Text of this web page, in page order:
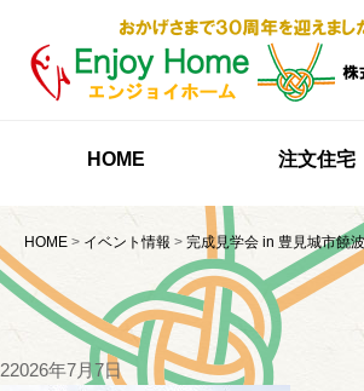
HOME 注文住宅
HOME > イベント情報 > 完成見学会 in 豊見城市饒波
22026年7月7日